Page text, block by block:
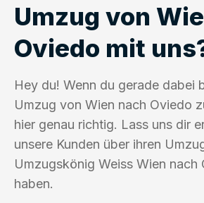
Umzug von
Oviedo mit
Hey du! Wenn du gerade dabei
Umzug von Wien nach Oviedo
hier genau richtig. Lass uns dir
unsere Kunden über ihren
Umzugskönig Weiss Wien nach
haben.